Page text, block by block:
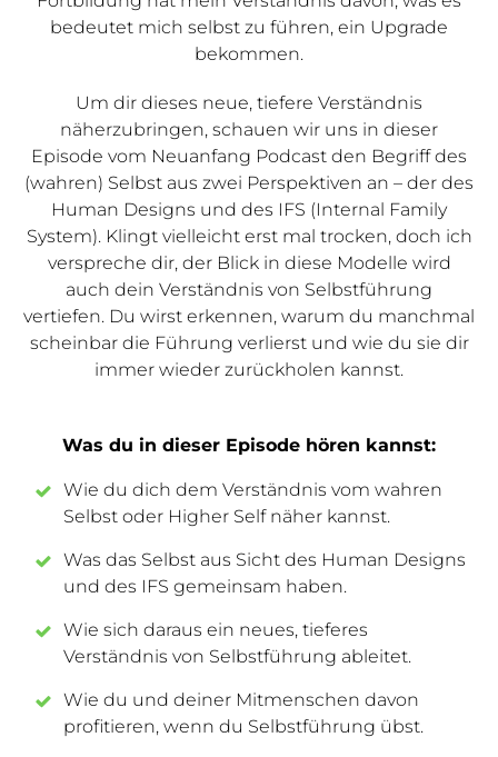
bedeutet mich selbst zu führen, ein Upgrade
bekommen.
Um dir dieses neue, tiefere Verständnis
näherzubringen, schauen wir uns in dieser
Episode vom Neuanfang Podcast den Begriff des
(wahren) Selbst aus zwei Perspektiven an – der des
Human Designs und des IFS (Internal Family
System). Klingt vielleicht erst mal trocken, doch ich
verspreche dir, der Blick in diese Modelle wird
auch dein Verständnis von Selbstführung
vertiefen. Du wirst erkennen, warum du manchmal
scheinbar die Führung verlierst und wie du sie dir
immer wieder zurückholen kannst.
Was du in dieser Episode hören kannst:
Wie du dich dem Verständnis vom wahren
Selbst oder Higher Self näher kannst.
Was das Selbst aus Sicht des Human Designs
und des IFS gemeinsam haben.
Wie sich daraus ein neues, tieferes
Verständnis von Selbstführung ableitet.
Wie du und deiner Mitmenschen davon
profitieren, wenn du Selbstführung übst.